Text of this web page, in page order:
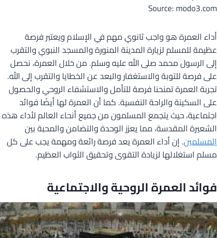
Source: modo3.com
أداء العمرة هو واجب ثانوي مهم في الإسلام ويعتبر فرصة
عظيمة للمسلم لزيارة المدينة المنورة والمسجد النبوي والتقرب
إلى الرسول محمد صلى الله عليه وسلم. من خلال العمرة، نحصل
على فرصة للتوبة والاستغفار والبعد عن الخطايا والتقرب إلى الله.
تجربة العمرة تمنحنا فرصة للتأمل والاستشفاء الروحي والحصول
على السكينة والراحة النفسية. كما أن العمرة لها أيضًا فوائد
اجتماعية، حيث يتجمع المسلمون من جميع أنحاء العالم لأداء هذه
الشعيرة المقدسة، مما يعزز الوحدة والتضامن والمحبة بين
المسلمين. إن أداء العمرة يعد فرصة رائعة ومهمة يجب على كل
مسلم استغلالها لزيادة التقوى وتحقيق الثواب العظيم.
فوائد العمرة الروحية والاجتماعية